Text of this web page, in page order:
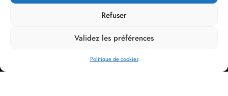
Refuser
Validez les préférences
Politique de cookies